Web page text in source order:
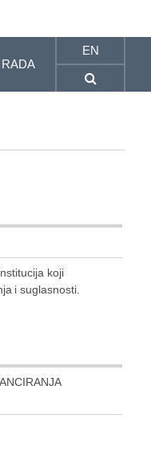
EN
koji
i suglasnosti.